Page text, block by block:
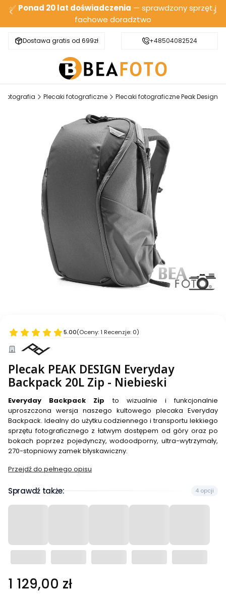
✅ Ponad 20 lat doświadczenia — sprawdzony sprzęt i
fachowe doradztwo
Dostawa gratis od 699zł Bezpieczna wysyłka
+48504082524
Fotografia Plecaki fotograficzne Plecaki fotograficzne Peak Design
5.00(Oceny: 1 Recenzje: 0)
Plecak PEAK DESIGN Everyday
Backpack 20L Zip - Niebieski
Everyday Backpack Zip to wizualnie i funkcjonalnie
uproszczona wersja naszego kultowego plecaka Everyday
Backpack. Idealny do użytku codziennego i transportu lekkiego
sprzętu fotograficznego z łatwym dostępem od góry oraz po
bokach poprzez pojedynczy, wodoodporny, ultra-wytrzymały,
270-stopniowy zamek błyskawiczny.
Przejdź do pełnego opisu
Sprawdź także: 4 opcji
Cena
1 129,00 zł